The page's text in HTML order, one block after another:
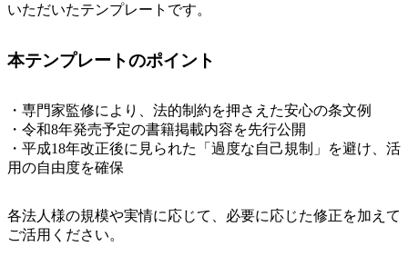
いただいたテンプレートです。
本テンプレートのポイント
・専門家監修により、法的制約を押さえた安心の条文例
・令和8年発売予定の書籍掲載内容を先行公開
・平成18年改正後に見られた「過度な自己規制」を避け、活
用の自由度を確保
各法人様の規模や実情に応じて、必要に応じた修正を加えて
ご活用ください。